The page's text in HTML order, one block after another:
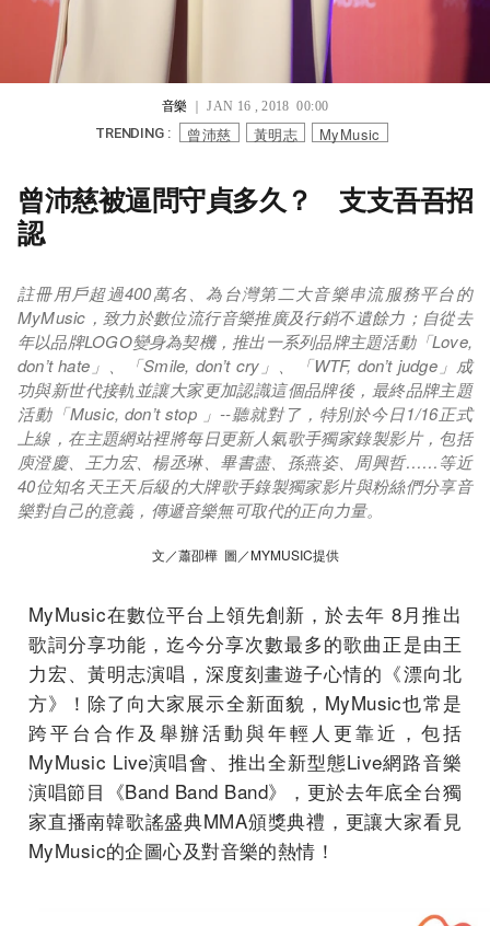
音樂｜ JAN 16 , 2018 00:00
TRENDING : 曾沛慈 黃明志 MyMusic
曾沛慈被逼問守貞多久？ 支支吾吾招
認
註冊用戶超過400萬名、為台灣第二大音樂串流服務平台的
MyMusic，致力於數位流行音樂推廣及行銷不遺餘力；自從去
年以品牌LOGO變身為契機，推出一系列品牌主題活動「Love,
don’t hate」、「Smile, don’t cry」、「WTF, don’t judge」成
功與新世代接軌並讓大家更加認識這個品牌後，最終品牌主題
活動「Music, don’t stop 」--聽就對了，特別於今日1/16正式
上線，在主題網站裡將每日更新人氣歌手獨家錄製影片，包括
庾澄慶、王力宏、楊丞琳、畢書盡、孫燕姿、周興哲……等近
40位知名天王天后級的大牌歌手錄製獨家影片與粉絲們分享音
樂對自己的意義，傳遞音樂無可取代的正向力量。
文／蕭卲樺 圖／MYMUSIC提供
MyMusic在數位平台上領先創新，於去年 8月推出
歌詞分享功能，迄今分享次數最多的歌曲正是由王
力宏、黃明志演唱，深度刻畫遊子心情的《漂向北
方》！除了向大家展示全新面貌，MyMusic也常是
跨平台合作及舉辦活動與年輕人更靠近，包括
MyMusic Live演唱會、推出全新型態Live網路音樂
演唱節目《Band Band Band》，更於去年底全台獨
家直播南韓歌謠盛典MMA頒獎典禮，更讓大家看見
MyMusic的企圖心及對音樂的熱情！